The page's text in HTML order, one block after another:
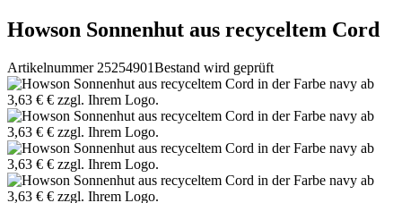
Howson Sonnenhut aus recyceltem Cord
Artikelnummer 25254901Bestand wird geprüft